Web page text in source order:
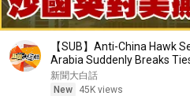
【SUB】Anti-China Hawk
Arabia Suddenly Breaks
【#NewsInPla...
新聞大白話
New
45K views